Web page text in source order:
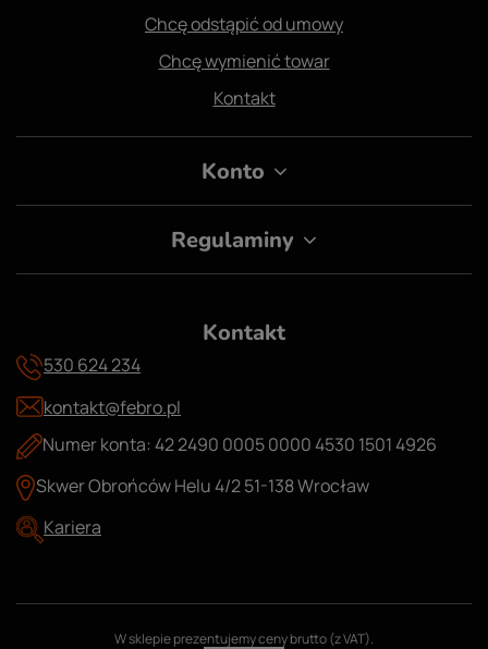
Chcę odstąpić od umowy
Chcę wymienić towar
Kontakt
Konto
Regulaminy
Kontakt
530 624 234
kontakt@febro.pl
Numer konta: 42 2490 0005 0000 4530 1501 4926
Skwer Obrońców Helu 4/2 51-138 Wrocław
Kariera
W sklepie prezentujemy ceny brutto (z VAT).